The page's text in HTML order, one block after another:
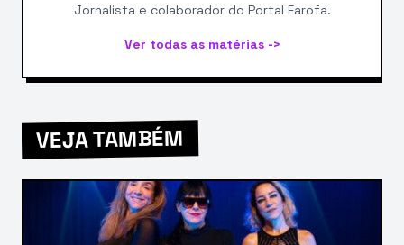
Jornalista e colaborador do Portal Farofa.
Ver todas as matérias ->
VEJA TAMBÉM